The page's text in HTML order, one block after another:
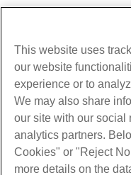
Produkte
Web-Hosting
Business Hosting
Dienstleistungen
Website-Migrationen
This website uses
our website
experience or to
We may also share
our site with our social
analytics partners.
Cookies" or "Reject
more details on the